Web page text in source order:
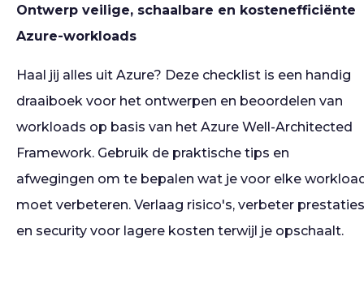
Ontwerp veilige, schaalbare en kostenefficiënte
Azure-workloads
Haal jij alles uit Azure? Deze checklist is een handig
draaiboek voor het ontwerpen en beoordelen van
workloads op basis van het Azure Well-Architected
Framework. Gebruik de praktische tips en
afwegingen om te bepalen wat je voor elke
moet verbeteren. Verlaag risico's, verbeter prestaties
en security voor lagere kosten terwijl je opschaalt.